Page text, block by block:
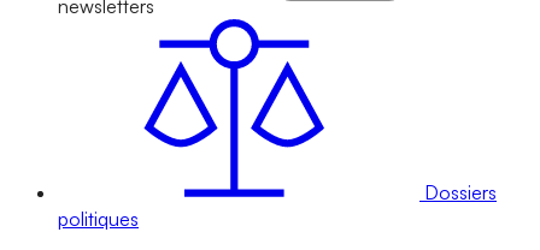
newsletters
Dossiers
politiques